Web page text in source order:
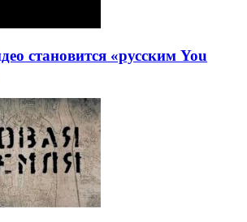
становится «русским You